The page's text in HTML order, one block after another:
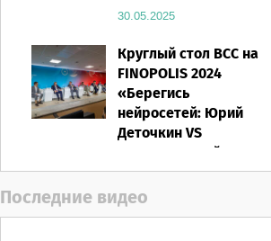
30.05.2025
Круглый стол ВСС на
FINOPOLIS 2024
«Берегись
нейросетей: Юрий
Деточкин VS
искусственный
интеллект»
12.11.2024
Последние видео